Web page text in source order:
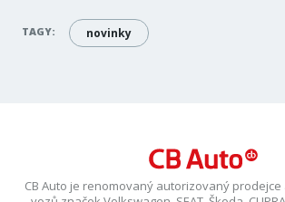
TAGY: novinky
CB Auto je renomovaný autorizovaný